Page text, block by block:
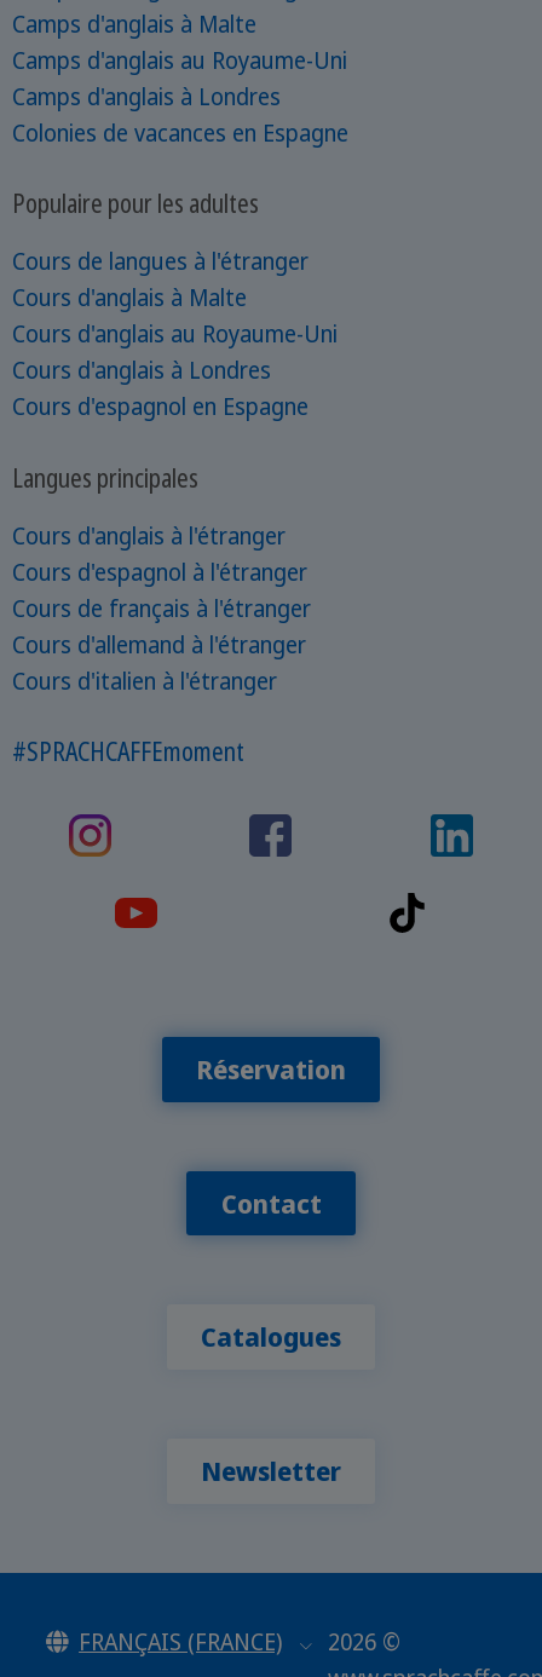
Camps d'anglais à Malte
Camps d'anglais au Royaume-Uni
Camps d'anglais à Londres
Colonies de vacances en Espagne
Populaire pour les adultes
Cours de langues à l'étranger
Cours d'anglais à Malte
Cours d'anglais au Royaume-Uni
Cours d'anglais à Londres
Cours d'espagnol en Espagne
Langues principales
Cours d'anglais à l'étranger
Cours d'espagnol à l'étranger
Cours de français à l'étranger
Cours d'allemand à l'étranger
Cours d'italien à l'étranger
#SPRACHCAFFEmoment
Réservation
Contact
Catalogues
Newsletter
FRANÇAIS (FRANCE)
2026 ©